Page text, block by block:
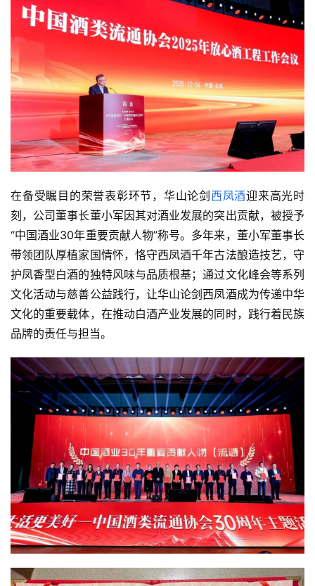
在备受瞩目的荣誉表彰环节，华山论剑西凤酒迎来高光时
刻，公司董事长董小军因其对酒业发展的突出贡献，被授予
“中国酒业30年重要贡献人物”称号。多年来，董小军董事长
带领团队厚植家国情怀，恪守西凤酒千年古法酿造技艺，守
护凤香型白酒的独特风味与品质根基；通过文化峰会等系列
文化活动与慈善公益践行，让华山论剑西凤酒成为传递中华
文化的重要载体，在推动白酒产业发展的同时，践行着民族
品牌的责任与担当。